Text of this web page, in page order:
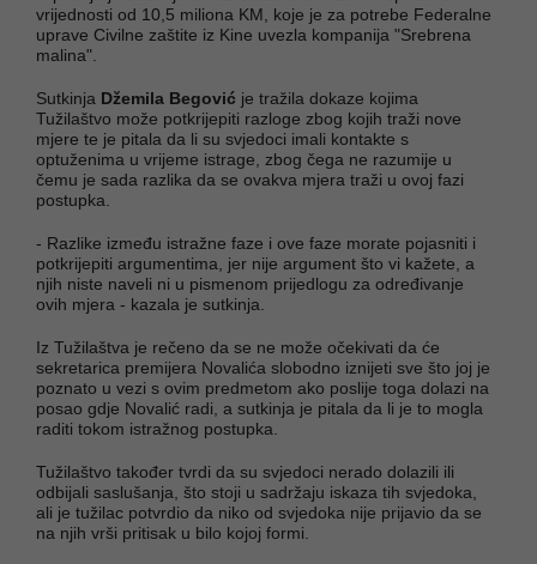
vrijednosti od 10,5 miliona KM, koje je za potrebe Federalne
uprave Civilne zaštite iz Kine uvezla kompanija "Srebrena
malina".
Sutkinja Džemila Begović je tražila dokaze kojima
Tužilaštvo može potkrijepiti razloge zbog kojih traži nove
mjere te je pitala da li su svjedoci imali kontakte s
optuženima u vrijeme istrage, zbog čega ne razumije u
čemu je sada razlika da se ovakva mjera traži u ovoj fazi
postupka.
- Razlike između istražne faze i ove faze morate pojasniti i
potkrijepiti argumentima, jer nije argument što vi kažete, a
njih niste naveli ni u pismenom prijedlogu za određivanje
ovih mjera - kazala je sutkinja.
Iz Tužilaštva je rečeno da se ne može očekivati da će
sekretarica premijera Novalića slobodno iznijeti sve što joj je
poznato u vezi s ovim predmetom ako poslije toga dolazi na
posao gdje Novalić radi, a sutkinja je pitala da li je to mogla
raditi tokom istražnog postupka.
Tužilaštvo također tvrdi da su svjedoci nerado dolazili ili
odbijali saslušanja, što stoji u sadržaju iskaza tih svjedoka,
ali je tužilac potvrdio da niko od svjedoka nije prijavio da se
na njih vrši pritisak u bilo kojoj formi.